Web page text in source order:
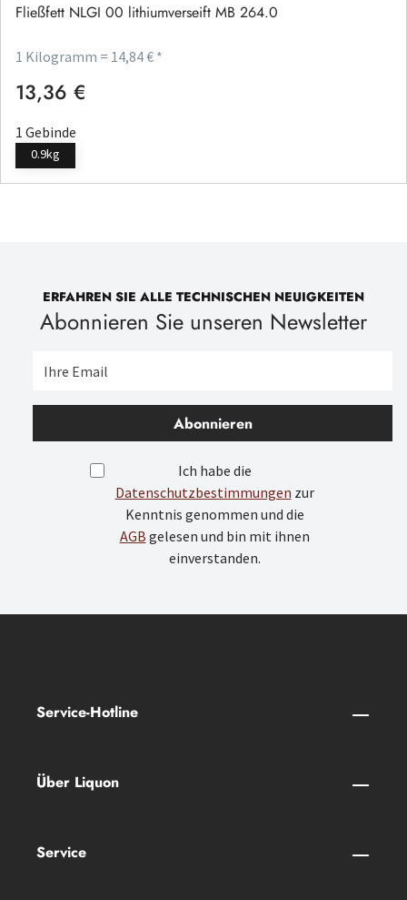
Fließfett NLGI 00 lithiumverseift MB 264.0
1 Kilogramm = 14,84 € *
Regulärer Preis:
13,36 €
1 Gebinde
0.9kg
ERFAHREN SIE ALLE TECHNISCHEN NEUIGKEITEN
Abonnieren Sie unseren Newsletter
Abonnieren
Ich habe die
Datenschutzbestimmungen zur
Kenntnis genommen und die
AGB gelesen und bin mit ihnen
einverstanden.
Service-Hotline
Über Liquon
Service